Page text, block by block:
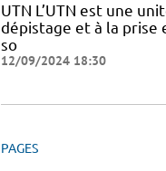
UTN L’UTN est une
dépistage et à la prise
so
12/09/2024 18:30
PAGES